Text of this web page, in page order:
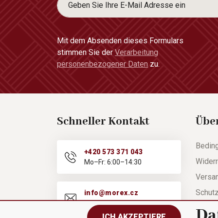
Mit dem Absenden dieses Formulars
stimmen Sie der Verarbeitung
personenbezogener Daten zu.
Schneller Kontakt
+420 573 371 043
Mo–Fr: 6:00–14:30
info@morex.cz
Mo–Fr: 6:00–14:30
Hilfe